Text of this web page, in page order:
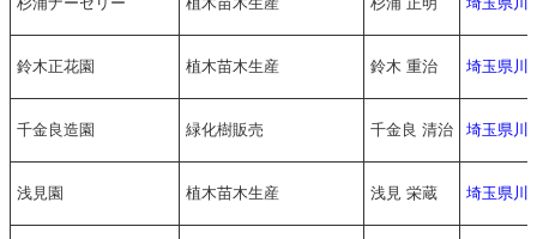
鈴木正花園 植木苗木生産 鈴木 重治 埼玉県川
千金良造園 緑化樹販売 千金良 清治 埼玉県川
浅見園 植木苗木生産 浅見 栄蔵 埼玉県川